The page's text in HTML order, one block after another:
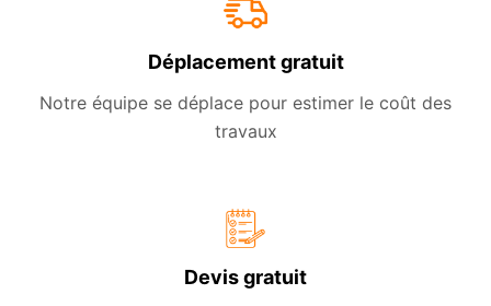
Déplacement gratuit
Notre équipe se déplace pour estimer le coût des
travaux
Devis gratuit